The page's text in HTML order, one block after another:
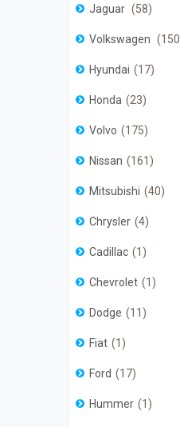
Jaguar 58
Volkswagen 150
Hyundai 17
Honda 23
Volvo 175
Nissan 161
Mitsubishi 40
Chrysler 4
Cadillac 1
Chevrolet 1
Dodge 11
Fiat 1
Ford 17
Hummer 1